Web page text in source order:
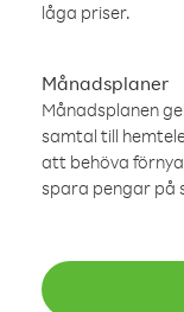
låga priser.
Månadsplaner
Månadsplanen
samtal till
att behöva
spara pengar på